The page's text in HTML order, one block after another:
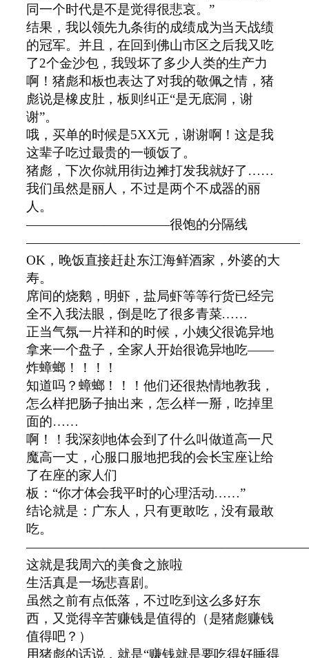
同一个时代是不是觉得很悲哀。”
结果，我以领先九条街的成绩成为当天战绩
的冠军。并且，在回到佛山市区之后我又吃
了2个金沙包，我毁坏了多少人类的生产力
啊！猪彪和板也表达了对我的敬佩之情，猪
彪说是橡皮肚，板则纠正“是无底洞，谢
谢”。
哦，买单的时候是5XX元，谢谢啊！这是我
这辈子吃过最贵的一顿饭了。
猪彪，下次你就用街边摊打发我就好了……
我们虽然是丽人，不过是两个不成器的丽
人。
―――――――――――很饱的分隔线
―――――――――――――――――――――
OK，晚饭直接赶赴东江海鲜酒家，外婆的大
寿。
席间的烧鹅，明虾，盐局虾等等行货已经完
全不入我法眼，倒是吃了很多青菜……
正当气氛一片祥和的时候，小姨父很诡异地
拿来一个盘子，全家人开始很诡异地吃——
炸蟑螂！！！！
知道吗？蟑螂！！！他们还很热情地教我，
怎么样把肠子抽出来，怎么样一掰，吃掉里
面的……
啊！！我深刻地体会到了什么叫做道高一尺
魔高一丈，心服口服地把我的会长宝座让给
了在座的家人们
板：“你才体会我平时的心理活动……”
结论就是：广东人，只有更敢吃，没有最敢
吃。
这就是我周六的美食之旅啦
生活真是一场悲喜剧。
虽然之前有点低落，不过吃到这么多好东
西，又觉得辛苦赚钱是值得的（是猪彪赚钱
值得吧？）
用猪彪的话说，就是“赚钱就是要吃得好睡得